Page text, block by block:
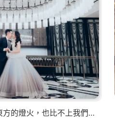
《台北婚禮攝影》文華東方的燈火，也比不上我們婚禮中甜蜜的光